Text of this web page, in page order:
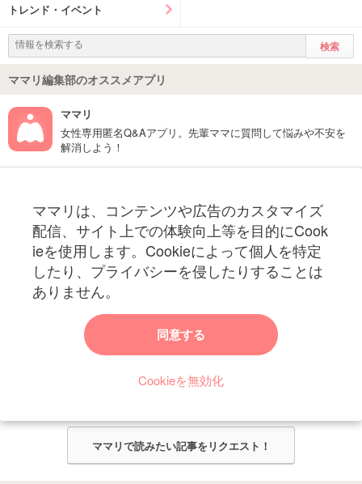
トレンド・イベント
ママリ編集部のオススメアプリ
ママリ
女性専用匿名Q&Aアプリ。先輩ママに質問して悩みや不安を
解消しよう！
ママリは、コンテンツや広告のカスタマイズ
配信、サイト上での体験向上等を目的にCook
ieを使用します。Cookieによって個人を特定
したり、プライバシーを侵したりすることは
ありません。
同意する
Cookieを無効化
妊娠〜子育て中のお役立ち情報を配信中
ママリからのお知らせ
今ママリで読みたい記事は何ですか？
ママリ編集部がみなさんのご意見をもとに記事を作成させていただきま
ママリで読みたい記事をリクエスト！